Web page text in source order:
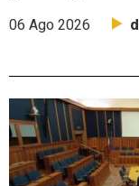
06 Ago 2026